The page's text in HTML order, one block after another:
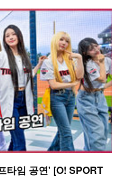
타임 공연' [O! SPORT